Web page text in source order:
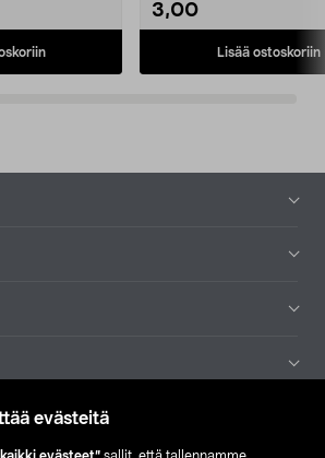
evästeitä
3,00
Lisää ostoskoriin